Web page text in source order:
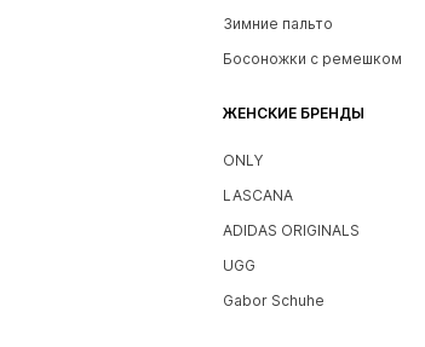
Зимние пальто
Босоножки с ремешком
ЖЕНСКИЕ БРЕНДЫ
ONLY
LASCANA
ADIDAS ORIGINALS
UGG
Gabor Schuhe